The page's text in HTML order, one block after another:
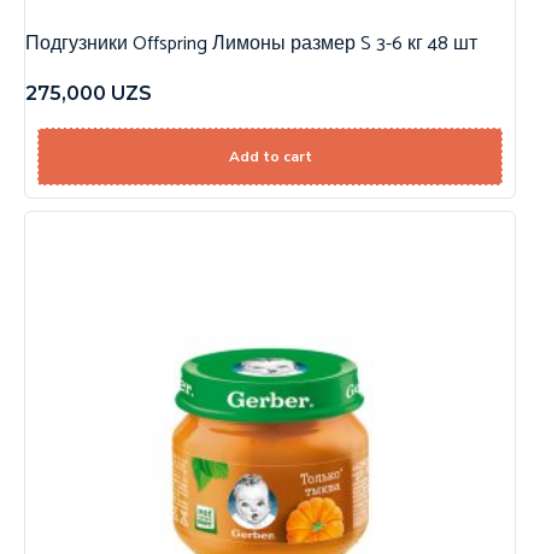
Подгузники Offspring Лимоны размер S 3-6 кг 48 шт
275,000 UZS
Add to cart